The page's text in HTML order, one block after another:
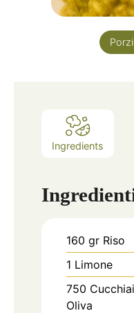
Ingredients
160 gr Riso
1 Limone
750
Oliva